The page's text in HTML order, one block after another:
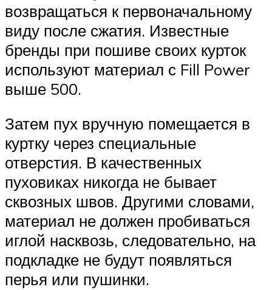
возвращаться к первоначальному
виду после сжатия. Известные
бренды при пошиве своих курток
используют материал с Fill Power
выше 500.
Затем пух вручную помещается в
куртку через специальные
отверстия. В качественных
пуховиках никогда не бывает
сквозных швов. Другими словами,
материал не должен пробиваться
иглой насквозь, следовательно, на
подкладке не будут появляться
перья или пушинки.